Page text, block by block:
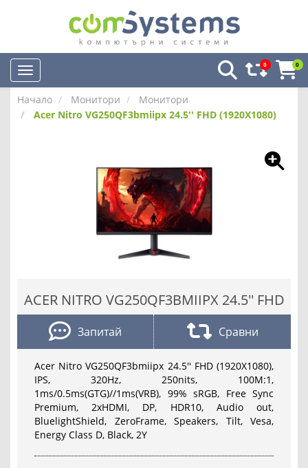
0 0
Начало Монитори
Монитори
Acer Nitro VG250QF3bmiipx 24.5'' FHD (1920X1080)
ACER NITRO VG250QF3BMIIPX 24.5'' FHD
Запитай Сравни
Acer Nitro VG250QF3bmiipx 24.5'' FHD (1920X1080),
IPS, 320Hz, 250nits, 100M:1,
1ms/0.5ms(GTG)//1ms(VRB), 99% sRGB, Free Sync
Premium, 2xHDMI, DP, HDR10, Audio out,
BluelightShield, ZeroFrame, Speakers, Tilt, Vesa,
Energy Class D, Black, 2Y